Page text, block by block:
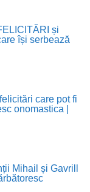
și
își serbează
care pot fi
onomastica |
Mihail și Gavrill